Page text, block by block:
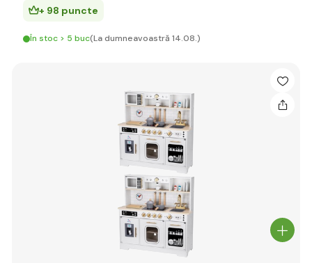
+ 98 puncte
În stoc > 5 buc(La dumneavoastră 14.08.)